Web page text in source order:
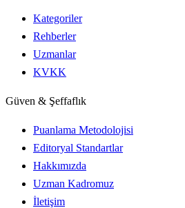
Kategoriler
Rehberler
Uzmanlar
KVKK
Güven & Şeffaflık
Puanlama Metodolojisi
Editoryal Standartlar
Hakkımızda
Uzman Kadromuz
İletişim